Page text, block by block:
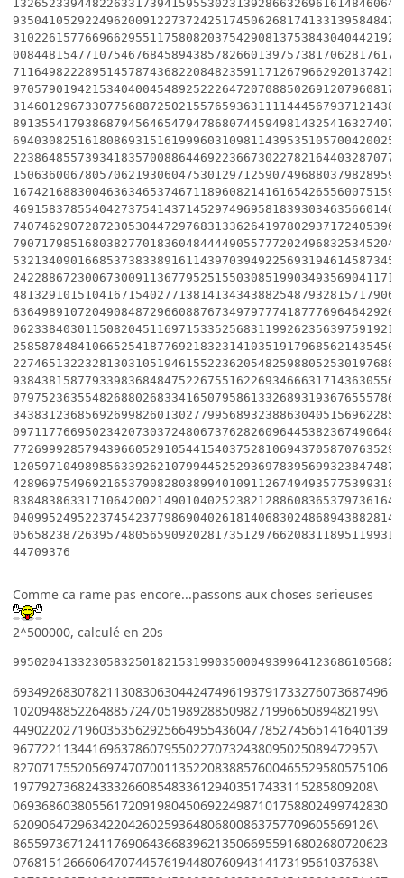
Comme ca rame pas encore...passons aux choses serieuses
2^500000, calculé en 20s
6934926830782113083063044247496193791733276073687496
10209488522648857247051989288509827199665089482199\
4490220271960353562925664955436047785274565141640139
96772211344169637860795502270732438095025089472957\
8270717552056974707001135220838857600465529580575106
19779273682433326608548336129403517433115285809208\
0693686038055617209198045069224987101758802499742830
62090647296342204260259364806800863757709605569126\
8655973671241176906436683962135066955916802680720623
07681512666064707445761944807609431417319561037638\